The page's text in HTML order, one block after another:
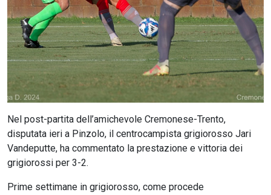
Nel post-partita dell’amichevole Cremonese-Trento,
disputata ieri a Pinzolo, il centrocampista grigiorosso Jari
Vandeputte, ha commentato la prestazione e vittoria dei
grigiorossi per 3-2.
Prime settimane in grigiorosso, come procede